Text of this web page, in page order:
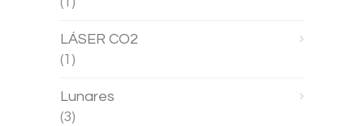
LÁSER CO2
(1)
Lunares
(3)